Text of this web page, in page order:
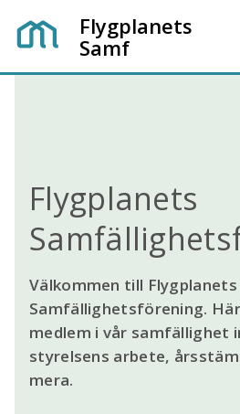
Flygplanets
Samf
Flygplanets
Välkommen till Flygplanets
Samfällighetsförening.
medlem i vår samfällighet
styrelsens arbete,
mera.